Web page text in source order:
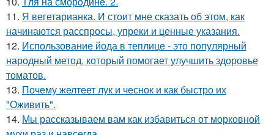
11. Я вегетарианка. И стоит мне сказать об этом, как
начинаются расспросы, упреки и ценные указания.
12. Использование йода в теплице - это популярный
народный метод, который помогает улучшить здоровье
томатов.
13. Почему желтеет лук и чеснок и как быстро их
"Оживить".
14. Мы рассказываем вам как избавиться от морковной